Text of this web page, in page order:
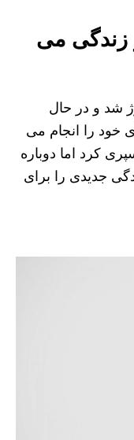
زندگی می
شد و در حال
خود را انجام می
کرد اما دوباره
جدیدی را برای